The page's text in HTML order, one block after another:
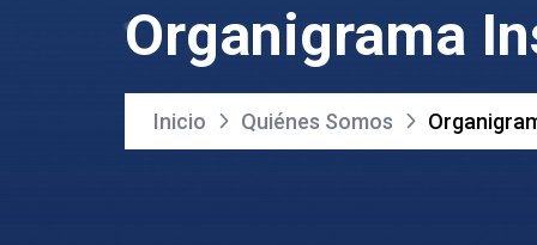
Organigrama
Inicio Quiénes Somos